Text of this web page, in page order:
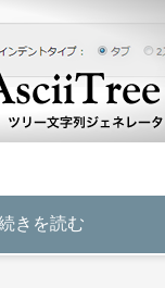
きを読む